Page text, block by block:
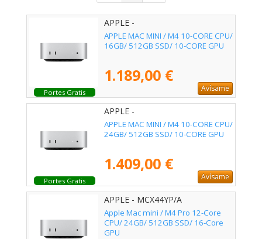
Portes Gratis
APPLE -
APPLE MAC MINI / M4 10-CORE CPU/
16GB/ 512GB SSD/ 10-CORE GPU
1.189,00 €
Avísame
Portes Gratis
APPLE -
APPLE MAC MINI / M4 10-CORE CPU/
24GB/ 512GB SSD/ 10-CORE GPU
1.409,00 €
Avísame
APPLE - MCX44YP/A
Apple Mac mini / M4 Pro 12-Core
CPU/ 24GB/ 512GB SSD/ 16-Core
GPU